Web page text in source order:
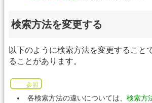
検索方法を変更する
以下のように検索方法を変更すること
ることがあります。
参照
各検索方法の違いについては、 検索方